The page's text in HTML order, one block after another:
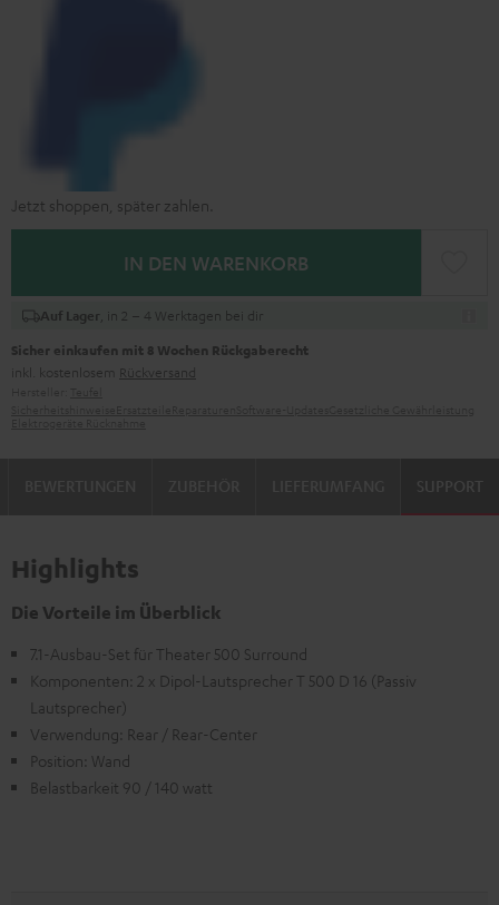
Jetzt shoppen, später zahlen.
IN DEN WARENKORB
Auf Lager , in 2 – 4 Werktagen bei dir
Sicher einkaufen mit 8 Wochen Rückgaberecht
inkl. kostenlosem Rückversand
SUPPORT
Highlights
Die Vorteile im Überblick
7.1-Ausbau-Set für Theater 500 Surround
Komponenten: 2 x Dipol-Lautsprecher T 500 D 16 (Passiv
Lautsprecher)
Verwendung: Rear / Rear-Center
Position: Wand
Belastbarkeit 90 / 140 watt